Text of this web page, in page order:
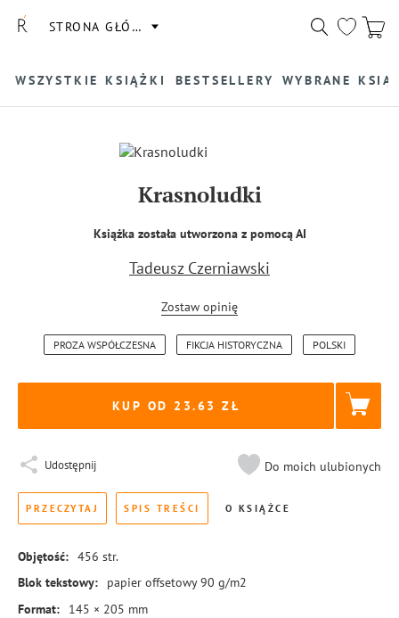
STRONA GŁÓWNA
WSZYSTKIE KSIĄŻKI BESTSELLERY WYBRANE
Krasnoludki
Książka została utworzona z pomocą AI
Tadeusz Czerniawski
Zostaw opinię
PROZA WSPÓŁCZESNA FIKCJA HISTORYCZNA POLSKI
KUP OD 23.63
Udostępnij Do moich ulubionych
PRZECZYTAJ SPIS TREŚCI O KSIĄŻCE
Objętość: 456 str.
Blok tekstowy:
papier offsetowy 90 g/m2
Format:
145 × 205 mm